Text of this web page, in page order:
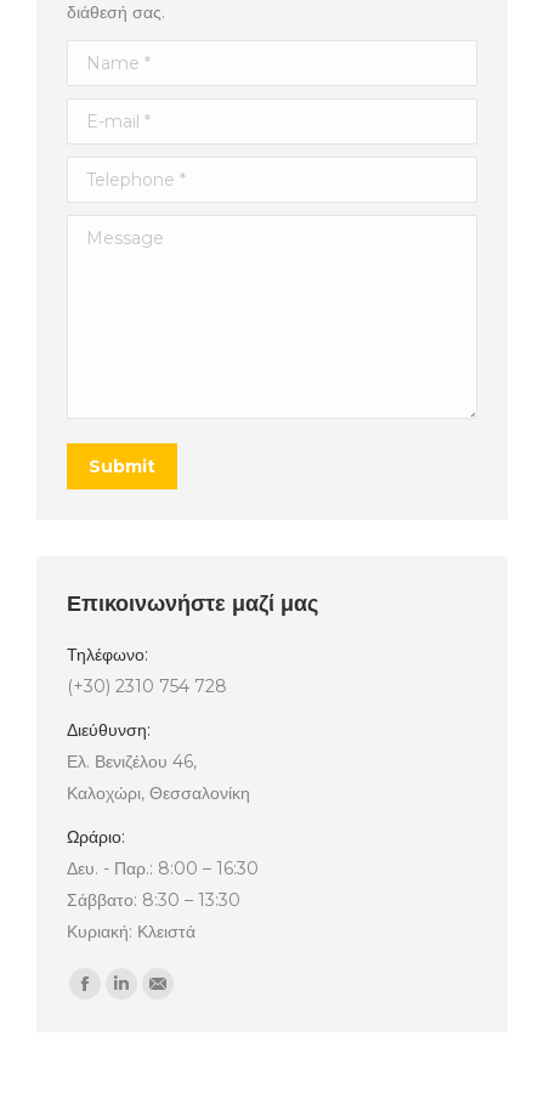
διάθεσή σας.
Name *
E-mail *
Telephone *
Message
Submit
Επικοινωνήστε μαζί μας
Τηλέφωνο:
(+30) 2310 754 728
Διεύθυνση:
Ελ. Βενιζέλου 46,
Καλοχώρι, Θεσσαλονίκη
Ωράριο:
Δευ. - Παρ.: 8:00 – 16:30
Σάββατο: 8:30 – 13:30
Κυριακή: Κλειστά
Find us on:
Facebook